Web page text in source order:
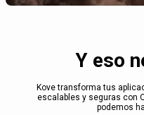
Y eso
Kove transforma tus
escalables y seguras con
podemos